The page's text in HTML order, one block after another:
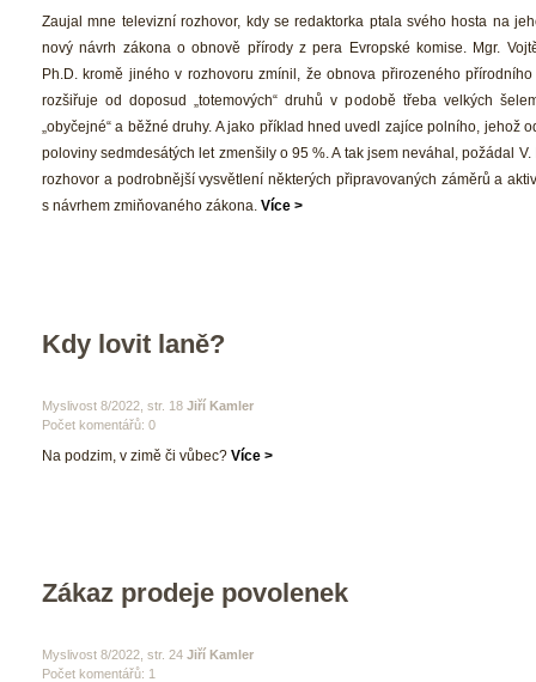
Zaujal mne televizní rozhovor, kdy se redaktorka ptala svého hosta na
nový návrh zákona o obnově přírody z pera Evropské komise. Mgr.
Ph.D. kromě jiného v rozhovoru zmínil, že obnova přirozeného
rozšiřuje od doposud „totemových“ druhů v podobě třeba velkých
„obyčejné“ a běžné druhy. A jako příklad hned uvedl zajíce polního, jehož
poloviny sedmdesátých let zmenšily o 95 %. A tak jsem neváhal, požádal V.
rozhovor a podrobnější vysvětlení některých připravovaných záměrů a
návrhem zmiňovaného zákona. Více >
Kdy lovit laně?
Myslivost 8/2022, str. 18 Jiří Kamler
Počet komentářů: 0
Na podzim, v zimě či vůbec? Více >
Zákaz prodeje povolenek
Myslivost 8/2022, str. 24 Jiří Kamler
Počet komentářů: 1